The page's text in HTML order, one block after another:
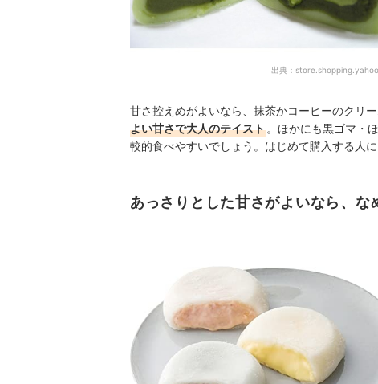
出典：
甘さ控えめがよいなら、抹茶かコーヒーのクリー
よい甘さで大人のテイスト。ほかにも黒ゴマ・
較的食べやすいでしょう。はじめて購入する人に
あっさりとした甘さがよいなら、な